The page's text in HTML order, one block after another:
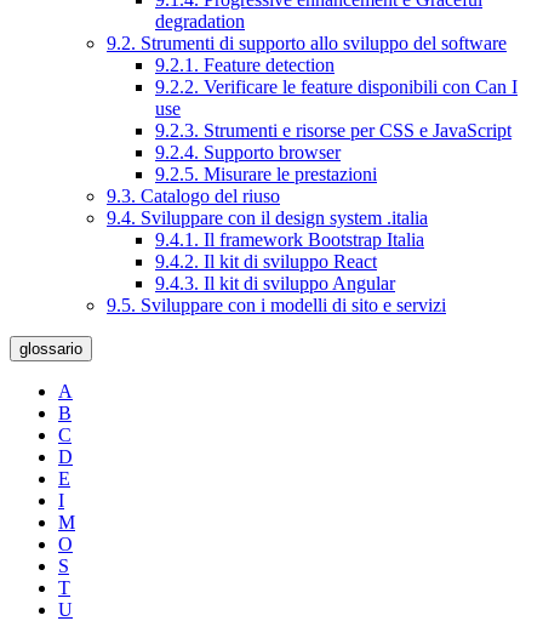
degradation
9.2. Strumenti di supporto allo sviluppo del software
9.2.1. Feature detection
9.2.2. Verificare le feature disponibili con Can I
use
9.2.3. Strumenti e risorse per CSS e JavaScript
9.2.4. Supporto browser
9.2.5. Misurare le prestazioni
9.3. Catalogo del riuso
9.4. Sviluppare con il design system .italia
9.4.1. Il framework Bootstrap Italia
9.4.2. Il kit di sviluppo React
9.4.3. Il kit di sviluppo Angular
9.5. Sviluppare con i modelli di sito e servizi
glossario
A
B
C
D
E
I
M
O
S
T
U